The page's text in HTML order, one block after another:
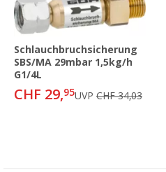
Schlauchbruchsicherung
SBS/MA 29mbar 1,5kg/h
G1/4L
CHF 29,95UVP CHF 34,03